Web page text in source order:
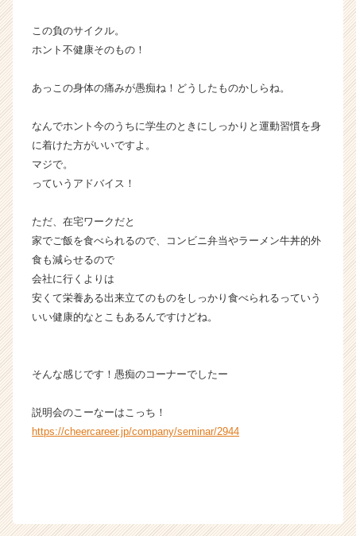
この負のサイクル。
ホント不健康そのもの！
あっこの身体の痛みが愚痴ね！どうしたものかしらね。
なんでホント今のうちに学生のときにしっかりと運動習慣を身
に着けた方がいいですよ。
マジで。
っていうアドバイス！
ただ、在宅ワークだと
家でご飯を食べられるので、コンビニ弁当やラーメン牛丼的外
食も減らせるので
会社に行くよりは
安くて栄養ある出来立てのものをしっかり食べられるっていう
いい健康的なとこもあるんですけどね。
そんな感じです！愚痴のコーナーでしたー
説明会のこーなーはこっち！
https://cheercareer.jp/company/seminar/2944